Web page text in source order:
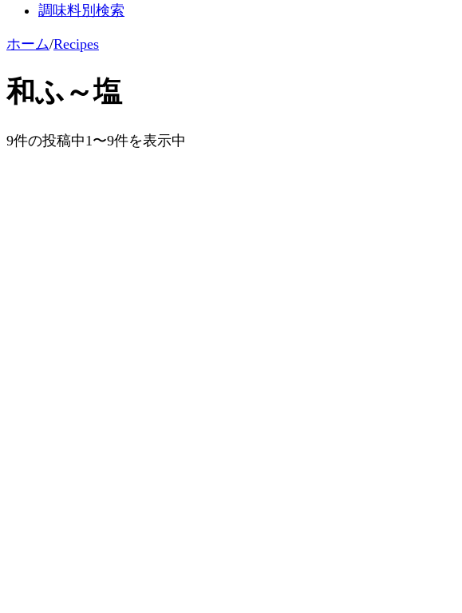
調味料別検索
ホーム/Recipes
和ふ～塩
9件の投稿中1〜9件を表示中